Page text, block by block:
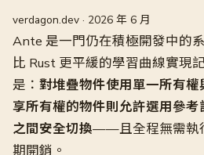
verdagon.dev · 2026 年 6 月
Ante 是一門仍在積極開發中的
比 Rust 更平緩的學習曲線實現
是： 對堆疊物件使用單一所有
享所有權的物件則允許選用參考
之間安全切換——且全程無需執
期開銷。